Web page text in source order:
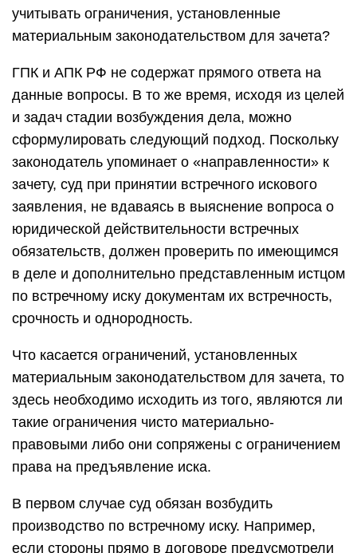
учитывать ограничения, установленные
материальным законодательством для зачета?
ГПК и АПК РФ не содержат прямого ответа на
данные вопросы. В то же время, исходя из целей
и задач стадии возбуждения дела, можно
сформулировать следующий подход. Поскольку
законодатель упоминает о «направленности» к
зачету, суд при принятии встречного искового
заявления, не вдаваясь в выяснение вопроса о
юридической действительности встречных
обязательств, должен проверить по имеющимся
в деле и дополнительно представленным истцом
по встречному иску документам их встречность,
срочность и однородность.
Что касается ограничений, установленных
материальным законодательством для зачета, то
здесь необходимо исходить из того, являются ли
такие ограничения чисто материально-
правовыми либо они сопряжены с ограничением
права на предъявление иска.
В первом случае суд обязан возбудить
производство по встречному иску. Например,
если стороны прямо в договоре предусмотрели